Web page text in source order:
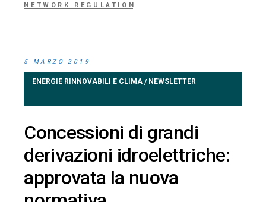
NETWORK REGULATION
5 MARZO 2019
ENERGIE RINNOVABILI E CLIMA / NEWSLETTER
Concessioni di grandi
derivazioni idroelettriche:
approvata la nuova